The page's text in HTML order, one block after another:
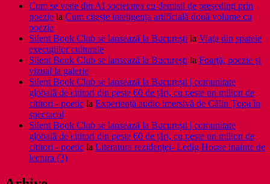
Cum se vede din AI societatea cu demisii de președinți prin
poezie la Cum citește inteligența artificială două volume cu
poezie
Silent Book Club se lansează la București la Viaţa din spatele
execuţiilor culturale
Silent Book Club se lansează la București la Foarţă, poezie şi
vizual la galerie
Silent Book Club se lansează la București | comunitate
globală de cititori din peste 60 de țări, cu peste un milion de
cititori - poetic la Experiență audio imersivă de Călin Țopa în
spectacol
Silent Book Club se lansează la București | comunitate
globală de cititori din peste 60 de țări, cu peste un milion de
cititori - poetic la Literatura rezidenţei- Ledig House inainte de
lectura (3)